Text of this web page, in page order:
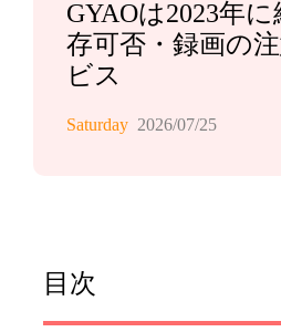
GYAOは2023年
存可否・録画の
ビス
Saturday 2026/07/25
目次